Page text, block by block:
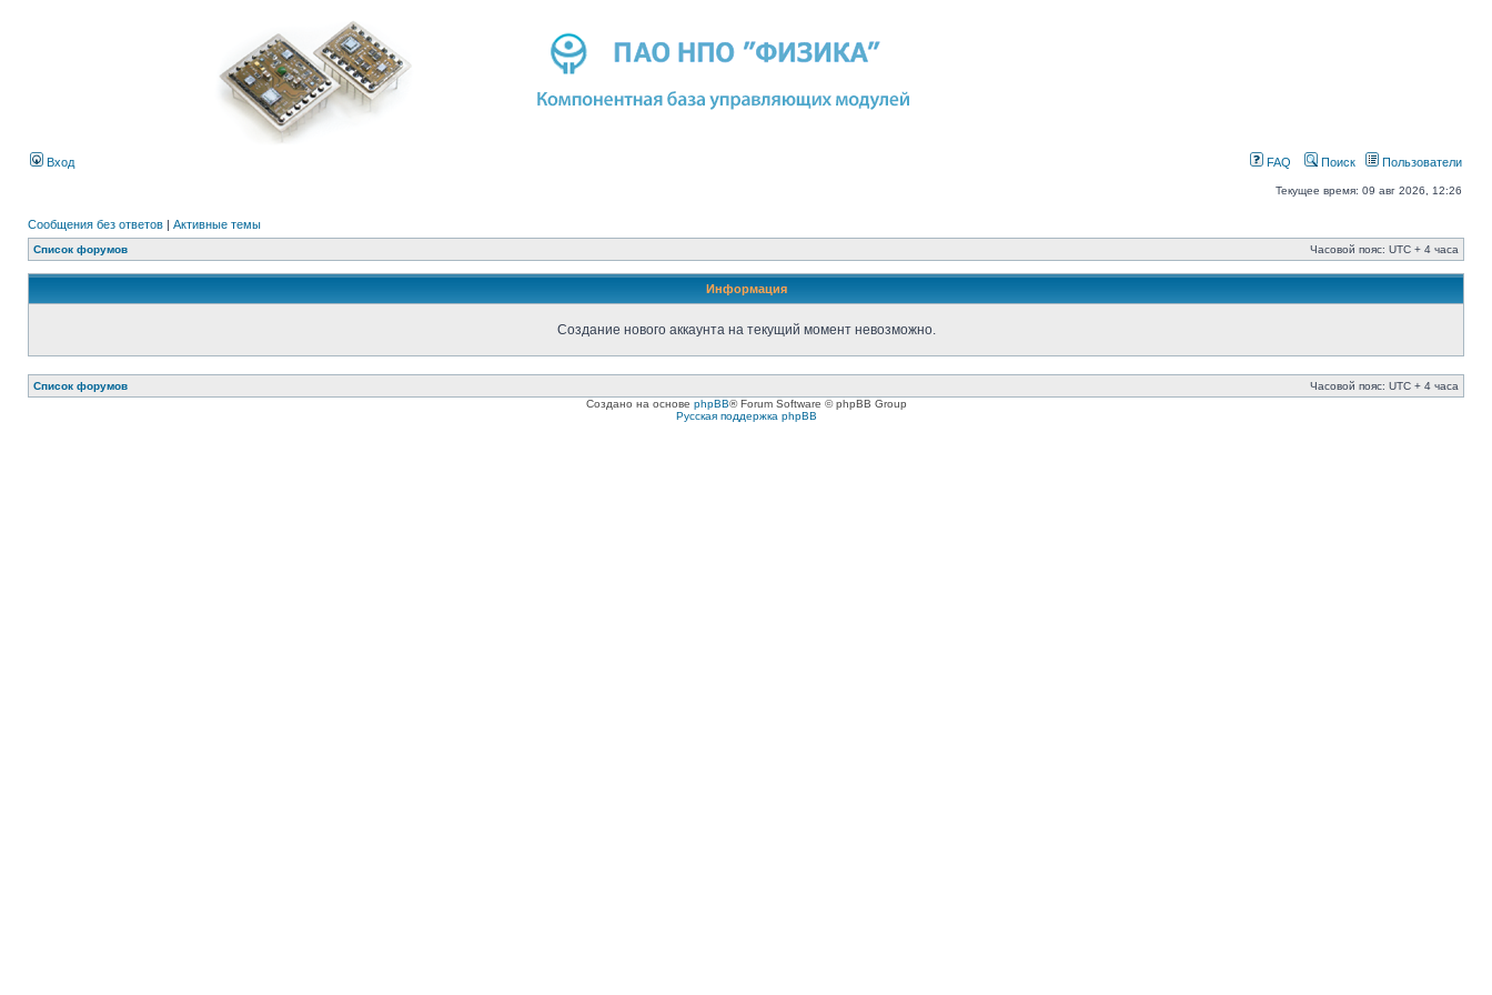
Вход FAQ Поиск Пользователи
Текущее время: 09 авг 2026, 12:26
Сообщения без ответов | Активные темы
Список форумов Часовой пояс: UTC + 4 часа
Информация
Создание нового аккаунта на текущий момент невозможно.
Список форумов
Часовой пояс: UTC + 4 часа
Создано на основе phpBB® Forum Software © phpBB Group
Русская поддержка phpBB